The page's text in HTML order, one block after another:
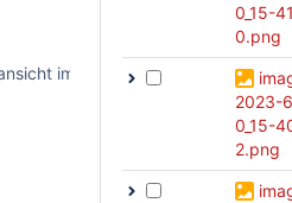
im GeoPortal.MV)
0_15-
0.png
2023-
0_15-
2.png